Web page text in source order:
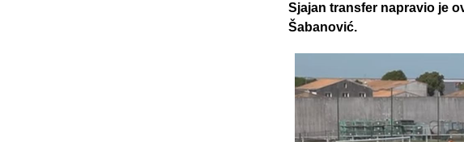
Sjajan transfer napravio je
Šabanović.